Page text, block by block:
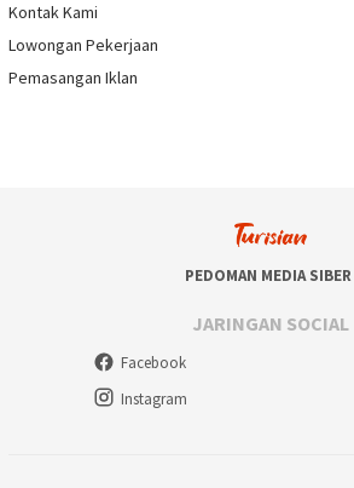
Kontak Kami
Lowongan Pekerjaan
Pemasangan Iklan
PEDOMAN MEDIA SIBER
JARINGAN SOCIAL
Facebook
Instagram